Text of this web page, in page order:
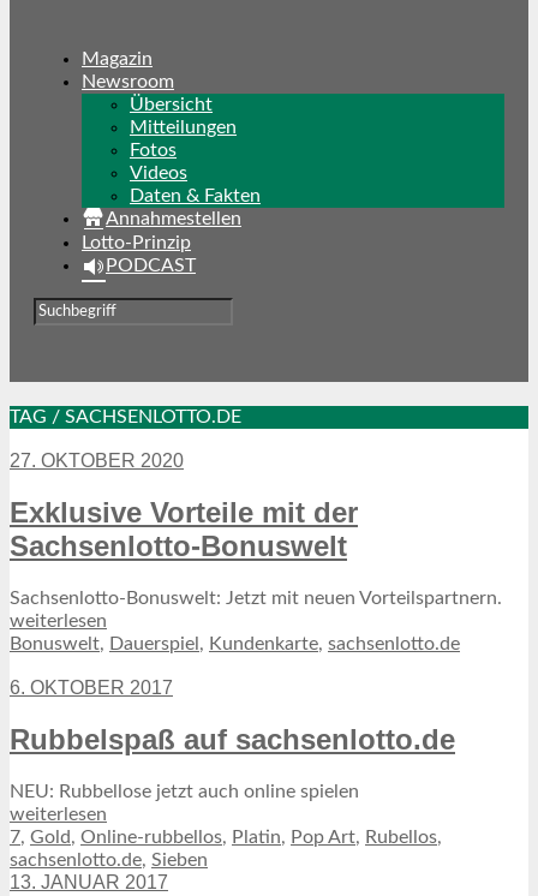
Magazin
Newsroom
Übersicht
Mitteilungen
Fotos
Videos
Daten & Fakten
Annahmestellen
Lotto-Prinzip
PODCAST
TAG / SACHSENLOTTO.DE
27. OKTOBER 2020
Exklusive Vorteile mit der
Sachsenlotto-Bonuswelt
Sachsenlotto-Bonuswelt: Jetzt mit neuen Vorteilspartnern.
weiterlesen
Bonuswelt, Dauerspiel , Kundenkarte, sachsenlotto.de
6. OKTOBER 2017
Rubbelspaß auf sachsenlotto.de
NEU: Rubbellose jetzt auch online spielen
weiterlesen
7, Gold, Online-rubbellos, Platin, Pop Art, Rubellos,
sachsenlotto.de, Sieben
13. JANUAR 2017